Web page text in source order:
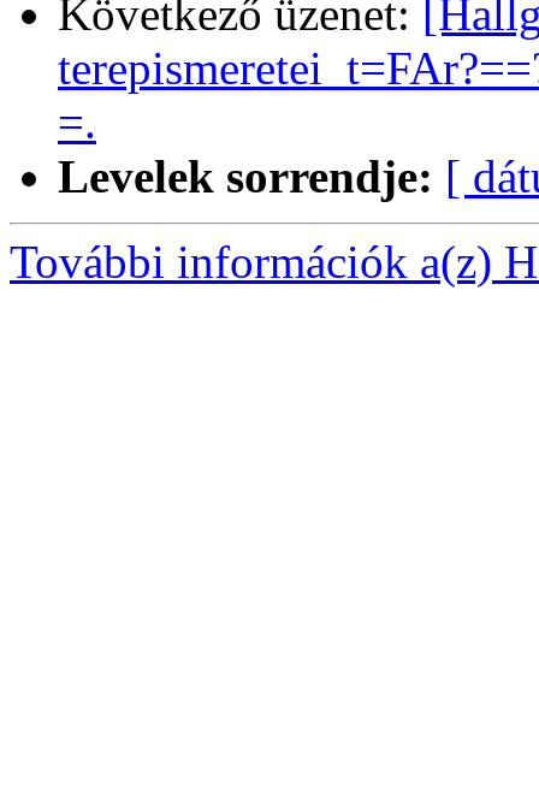
Következő üzenet:
=.
Levelek sorrendje: [
További információk a(z)